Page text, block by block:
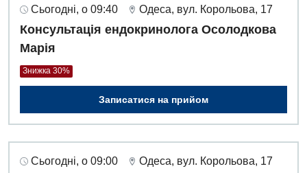
Відділення невідкладних станів
Гастроентерологія
Гінекологічне відділення
Дерматовенерологія
Сьогодні, о 09:40 Одеса, вул. Корольова, 17
Консультація ендокринолога Осолодкова
Марія
Знижка 30%
Записатися на прийом
Сьогодні, о 09:00 Одеса, вул. Корольова, 17